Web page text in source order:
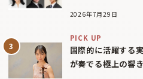
2026年7月29日
PICK UP
国際的に活躍する
が奏でる極上の響き